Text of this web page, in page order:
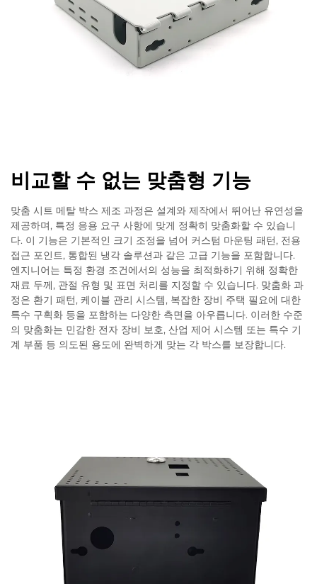
비교할 수 없는 맞춤형 기능
맞춤 시트 메탈 박스 제조 과정은 설계와 제작에서 뛰어난 유연성을
제공하며, 특정 응용 요구 사항에 맞게 정확히 맞춤화할 수 있습니
다. 이 기능은 기본적인 크기 조정을 넘어 커스텀 마운팅 패턴, 전용
접근 포인트, 통합된 냉각 솔루션과 같은 고급 기능을 포함합니다.
엔지니어는 특정 환경 조건에서의 성능을 최적화하기 위해 정확한
재료 두께, 관절 유형 및 표면 처리를 지정할 수 있습니다. 맞춤화 과
정은 환기 패턴, 케이블 관리 시스템, 복잡한 장비 주택 필요에 대한
특수 구획화 등을 포함하는 다양한 측면을 아우릅니다. 이러한 수준
의 맞춤화는 민감한 전자 장비 보호, 산업 제어 시스템 또는 특수 기
계 부품 등 의도된 용도에 완벽하게 맞는 각 박스를 보장합니다.